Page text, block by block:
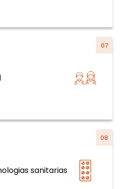
07
de salud y curso de la
sanitarias
08
de salud y curso de la
vida